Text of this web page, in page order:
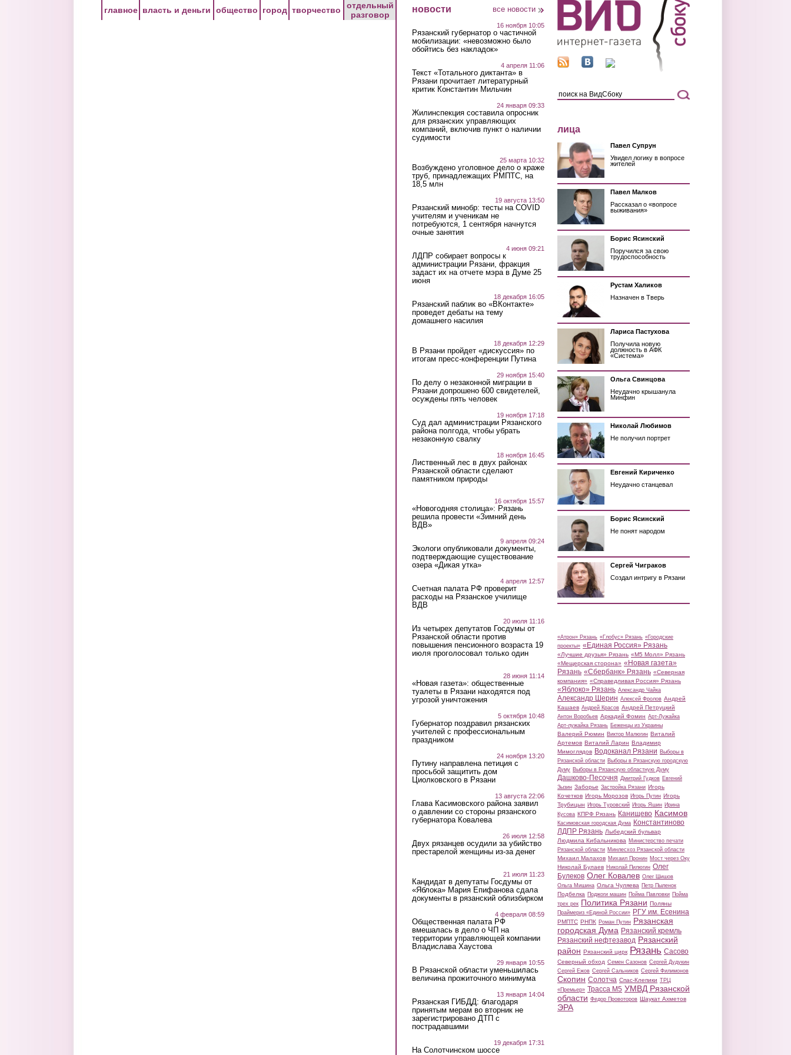
главное власть и деньги общество город творчество
отдельный
разговор
новости все новости
16 ноября 10:05
Рязанский губернатор о частичной
мобилизации: «невозможно было
обойтись без накладок»
4 апреля 11:06
Текст «Тотального диктанта» в
Рязани прочитает литературный
критик Константин Мильчин
24 января 09:33
Жилинспекция составила опросник
для рязанских управляющих
компаний, включив пункт о наличии
судимости
25 марта 10:32
Возбуждено уголовное дело о краже
труб, принадлежащих РМПТС, на
18,5 млн
19 августа 13:50
Рязанский минобр: тесты на COVID
учителям и ученикам не
потребуются, 1 сентября начнутся
очные занятия
4 июня 09:21
ЛДПР собирает вопросы к
администрации Рязани, фракция
задаст их на отчете мэра в Думе 25
июня
18 декабря 16:05
Рязанский паблик во «ВКонтакте»
проведет дебаты на тему
домашнего насилия
18 декабря 12:29
В Рязани пройдет «дискуссия» по
итогам пресс-конференции Путина
29 ноября 15:40
По делу о незаконной миграции в
Рязани допрошено 600 свидетелей,
осуждены пять человек
19 ноября 17:18
Суд дал администрации Рязанского
района полгода, чтобы убрать
незаконную свалку
18 ноября 16:45
Лиственный лес в двух районах
Рязанской области сделают
памятником природы
16 октября 15:57
«Новогодняя столица»: Рязань
решила провести «Зимний день
ВДВ»
9 апреля 09:24
Экологи опубликовали документы,
подтверждающие существование
озера «Дикая утка»
4 апреля 12:57
Счетная палата РФ проверит
расходы на Рязанское училище
ВДВ
20 июля 11:16
Из четырех депутатов Госдумы от
Рязанской области против
повышения пенсионного возраста 19
июля проголосовал только один
28 июня 11:14
«Новая газета»: общественные
туалеты в Рязани находятся под
угрозой уничтожения
5 октября 10:48
Губернатор поздравил рязанских
учителей с профессиональным
праздником
24 ноября 13:20
Путину направлена петиция с
просьбой защитить дом
Циолковского в Рязани
13 августа 22:06
Глава Касимовского района заявил
о давлении со стороны рязанского
губернатора Ковалева
26 июля 12:58
Двух рязанцев осудили за убийство
престарелой женщины из-за денег
21 июля 11:23
Кандидат в депутаты Госдумы от
«Яблока» Мария Епифанова сдала
документы в рязанский облизбирком
4 февраля 08:59
Общественная палата РФ
вмешалась в дело о ЧП на
территории управляющей компании
Владислава Хаустова
29 января 10:55
В Рязанской области уменьшилась
величина прожиточного минимума
13 января 14:04
Рязанская ГИБДД: благодаря
принятым мерам во вторник не
зарегистрировано ДТП с
пострадавшими
19 декабря 17:31
На Солотчинском шоссе
лица
Павел Супрун
Увидел логику в вопросе
жителей
Павел Малков
Рассказал о «вопросе
выживания»
Борис Ясинский
Поручился за свою
трудоспособность
Рустам Халиков
Назначен в Тверь
Лариса Пастухова
Получила новую
должность в АФК
«Система»
Ольга Свинцова
Неудачно крышанула
Минфин
Николай Любимов
Не получил портрет
Евгений Кириченко
Неудачно станцевал
Борис Ясинский
Не понят народом
Сергей Чиграков
Создал интригу в Рязани
«Атрон» Рязань «Глобус» Рязань «Городские
проекты» «Единая Россия» Рязань
«Лучшие друзья» Рязань «М5 Молл» Рязань
«Мещерская сторона» «Новая газета»
Рязань «Сбербанк» Рязань «Северная
компания» «Справедливая Россия» Рязань
«Яблоко» Рязань Александр Чайка
Александр Шерин Алексей Фролов Андрей
Кашаев Андрей Красов Андрей Петруцкий
Антон Воробьев Аркадий Фомин Арт-Лужайка
Арт-лужайка Рязань Беженцы из Украины
Валерий Рюмин Виктор Малюгин Виталий
Артемов Виталий Ларин Владимир
Мимоглядов Водоканал Рязани Выборы в
Рязанской области Выборы в Рязанскую городскую
Думу Выборы в Рязанскую областную Думу
Дашково-Песочня Дмитрий Гудков Евгений
Зызин Заборье Застройка Рязани Игорь
Кочетков Игорь Морозов Игорь Путин Игорь
Трубицын Игорь Туровский Игорь Яшин Ирина
Кусова КПРФ Рязань Канищево Касимов
Касимовская городская Дума Константиново
ЛДПР Рязань Лыбедский бульвар
Людмила Кибальникова Министерство печати
Рязанской области Минлесхоз Рязанской области
Михаил Малахов Михаил Пронин Мост через Оку
Николай Булаев Николай Пилюгин Олег
Булеков Олег Ковалев Олег Шишов
Ольга Мишина Ольга Чуляева Петр Пыленок
Подбелка Поджоги машин Пойма Павловки Пойма
трех рек Политика Рязани Поляны
Праймериз «Единой России» РГУ им. Есенина
РМПТС РНПК Роман Путин Рязанская
городская Дума Рязанский кремль
Рязанский нефтезавод Рязанский
район Рязанский цирк Рязань Сасово
Северный обход Семен Сазонов Сергей Дудукин
Сергей Ежов Сергей Сальников Сергей Филимонов
Скопин Солотча Спас-Клепики ТРЦ
«Премьер» Трасса М5 УМВД Рязанской
области Федор Провоторов Шаукат Ахметов
ЭРА